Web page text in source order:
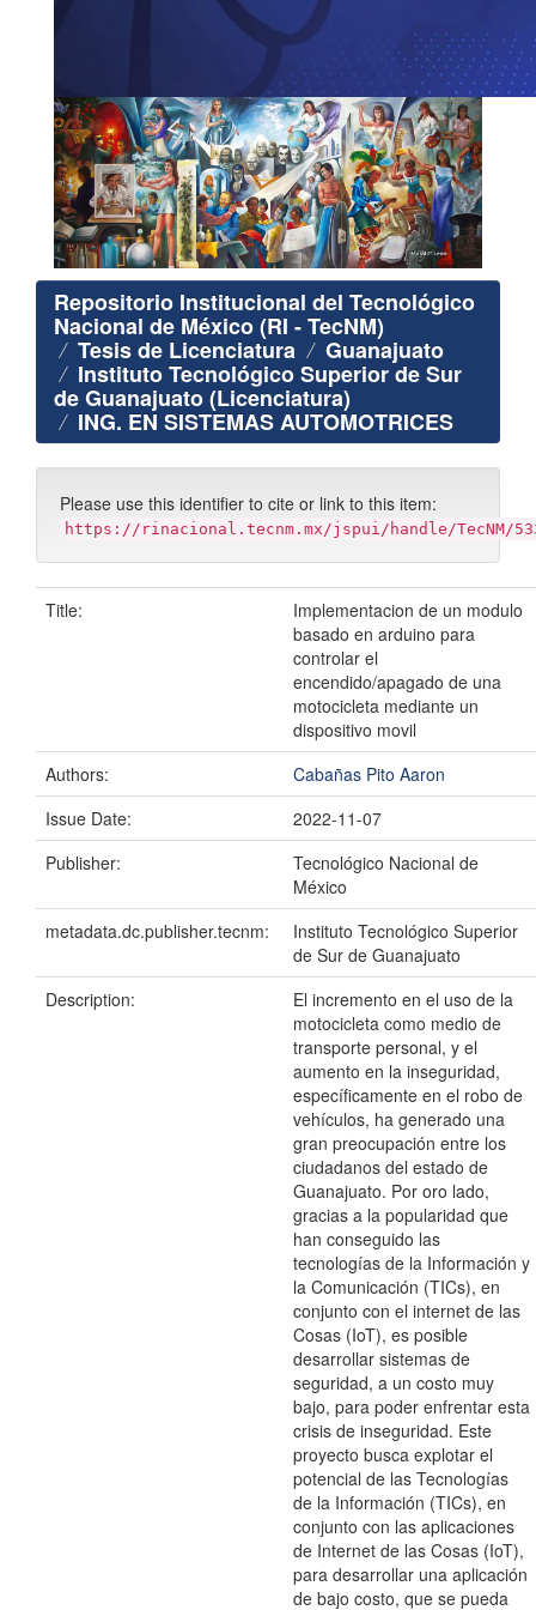
Repositorio Institucional del Tecnológico
Nacional de México (RI - TecNM)
Tesis de Licenciatura Guanajuato
Instituto Tecnológico Superior de Sur
de Guanajuato (Licenciatura)
ING. EN SISTEMAS AUTOMOTRICES
Please use this identifier to cite or link to this item:
https://rinacional.tecnm.mx/jspui/handle/TecNM/
Title:
Implementacion de un modulo
basado en arduino para
controlar el
encendido/apagado de una
motocicleta mediante un
dispositivo movil
Authors:
Cabañas Pito Aaron
Issue Date:
2022-11-07
Publisher:
Tecnológico Nacional de
México
metadata.dc.publisher.tecnm:
Instituto Tecnológico Superior
de Sur de Guanajuato
Description:
El incremento en el uso de la
motocicleta como medio de
transporte personal, y el
aumento en la inseguridad,
específicamente en el robo de
vehículos, ha generado una
gran preocupación entre los
ciudadanos del estado de
Guanajuato. Por oro lado,
gracias a la popularidad que
han conseguido las
tecnologías de la Información y
la Comunicación (TICs), en
conjunto con el internet de las
Cosas (IoT), es posible
desarrollar sistemas de
seguridad, a un costo muy
bajo, para poder enfrentar esta
crisis de inseguridad. Este
proyecto busca explotar el
potencial de las Tecnologías
de la Información (TICs), en
conjunto con las aplicaciones
de Internet de las Cosas (IoT),
para desarrollar una aplicación
de bajo costo, que se pueda